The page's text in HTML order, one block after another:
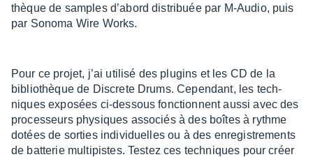
thèque de samples d’abord distri­buée par M-Audio, puis
par Sonoma Wire Works.
Pour ce projet, j’ai utilisé des plugins et les CD de la
biblio­thèque de Discrete Drums. Cepen­dant, les tech­
niques expo­sées ci-dessous fonc­tionnent aussi avec des
proces­seurs physiques asso­ciés à des boîtes à rythme
dotées de sorties indi­vi­duelles ou à des enre­gis­tre­ments
de batte­rie multi­pistes. Testez ces tech­niques pour créer